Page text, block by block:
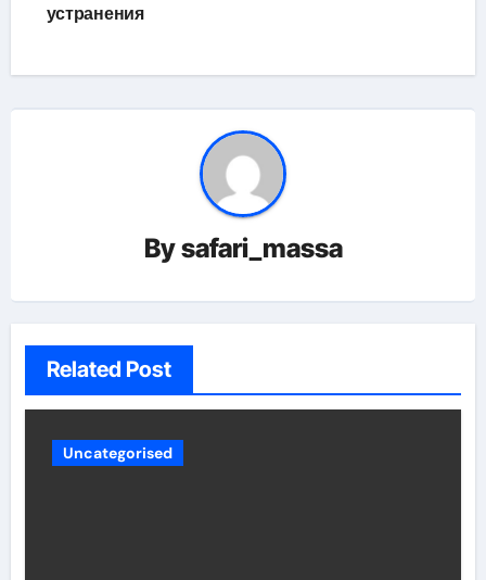
устранения
Bysafari_massa
Related Post
Uncategorised